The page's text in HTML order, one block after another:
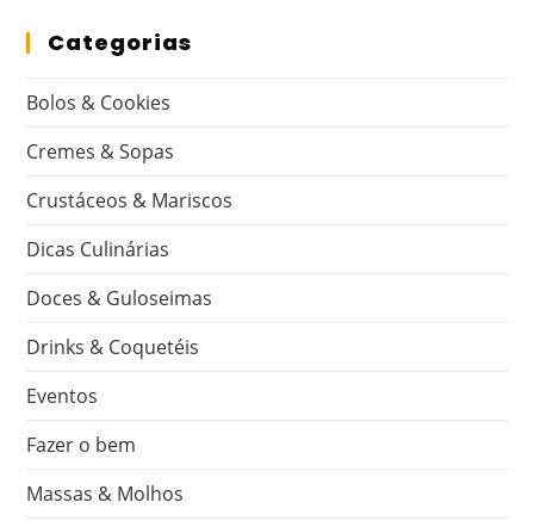
Categorias
Bolos & Cookies
Cremes & Sopas
Crustáceos & Mariscos
Dicas Culinárias
Doces & Guloseimas
Drinks & Coquetéis
Eventos
Fazer o bem
Massas & Molhos